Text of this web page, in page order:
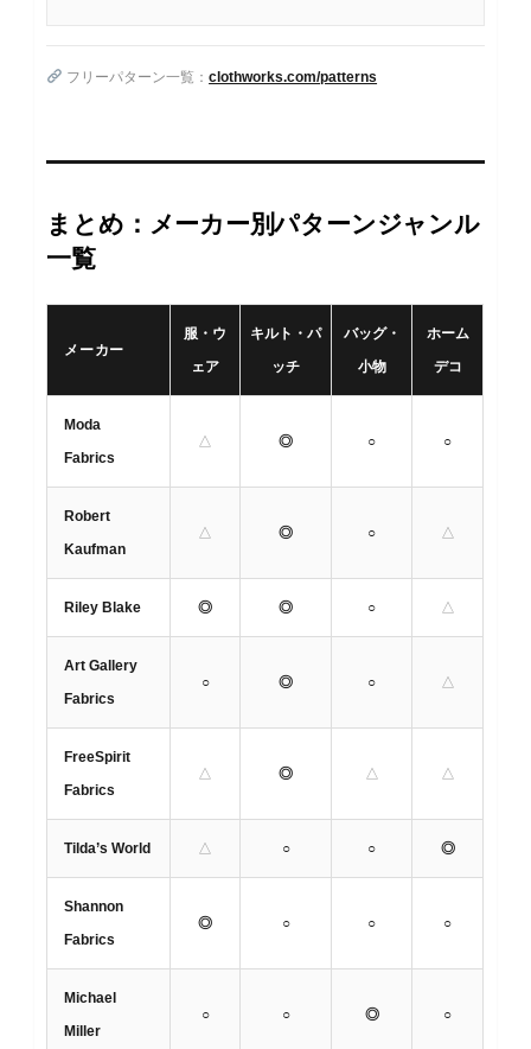
フリーパターン一覧：clothworks.com/patterns
まとめ：メーカー別パターンジャンル
一覧
メーカー
服・ウ
ェア
キルト・パ
ッチ
バッグ・
小物
ホーム
デコ
Moda
Fabrics
△ ◎ ○ ○
Robert
Kaufman
△ ◎ ○ △
Riley Blake ◎ ◎ ○ △
Art Gallery
Fabrics
○ ◎ ○ △
FreeSpirit
Fabrics
△ ◎ △ △
Tilda’s World △ ○ ○ ◎
Shannon
Fabrics
◎ ○ ○ ○
Michael
Miller
○ ○ ◎ ○